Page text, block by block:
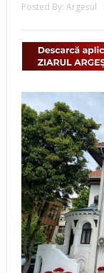
Posted By: Argeşul